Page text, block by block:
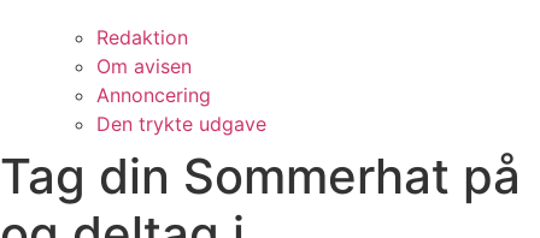
Redaktion
Om avisen
Annoncering
Den trykte udgave
Tag din Sommerhat på